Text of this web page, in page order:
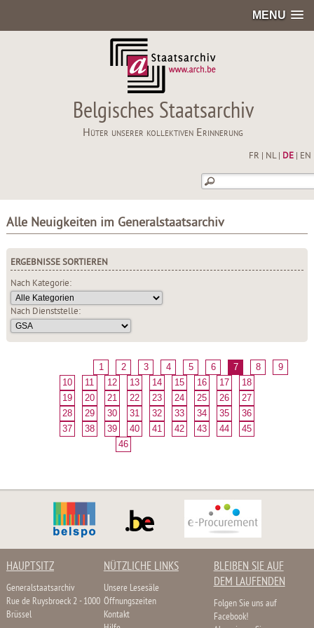
MENU
Belgisches Staatsarchiv
Hüter unserer kollektiven Erinnerung
FR NL| DE| EN
Alle Neuigkeiten im Generalstaatsarchiv
ERGEBNISSE SORTIEREN
Nach Kategorie:
Nach Dienststelle:
1 2 3 4 5 6 7 8
9
10
11 12 13 14 15 16 17
18
19
20 21 22 23 24 25 26
27
28
29 30 31 32 33 34 35
36
37
38 39 40 41 42 43 44
45
46
HAUPTSITZ
Generalstaatsarchiv
Rue de Ruysbroeck 2 - 1000
Brüssel
NÜTZLICHE LINKS
Unsere Lesesäle
Öffnungszeiten
Kontakt
BLEIBEN SIE AUF
DEM LAUFENDEN
Folgen Sie uns auf
Facebook!